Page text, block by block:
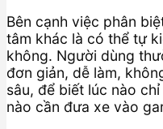
Bên cạnh việc phân
tâm khác là có thể tự
không. Người dùng
đơn giản, dễ làm,
sâu, để biết lúc nào
nào cần đưa xe vào